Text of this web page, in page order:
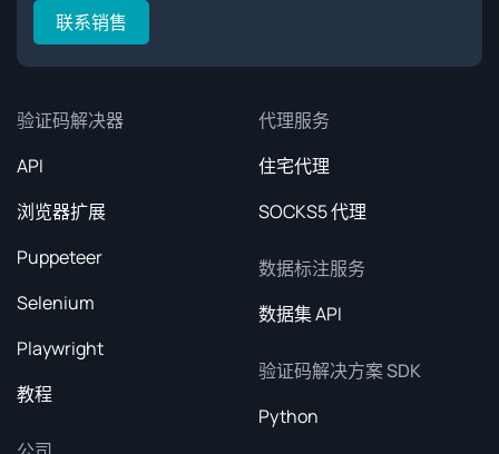
联系销售
验证码解决器
API
浏览器扩展
Puppeteer
Selenium
Playwright
教程
代理服务
住宅代理
SOCKS5 代理
数据标注服务
数据集 API
验证码解决方案 SDK
Python